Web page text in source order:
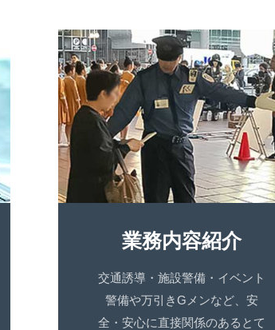
業務内容紹介
交通誘導・ 施設警備・ イベント
警備や万引きGメンなど、安
全・安心に直接関係のあるとて